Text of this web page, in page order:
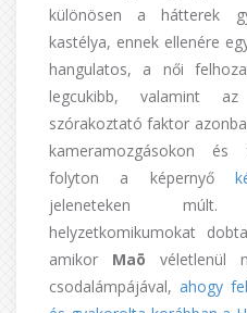
különösen a hátterek
kastélya, ennek ellenére
hangulatos, a női
legcukibb, valamint
szórakoztató faktor
kameramozgásokon és
folyton a képernyő
jeleneteken múlt.
helyzetkomikumokat
amikor Maō véletlenül
csodalámpájával, ahogy